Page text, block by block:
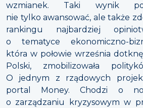
wzmianek. Taki wynik
nie tylko awansować, ale także
rankingu najbardziej
o tematyce ekonomiczno-
która w połowie września
Polski, zmobilizowała
O jednym z rządowych
portal Money. Chodzi o
o zarządzaniu kryzysowym w